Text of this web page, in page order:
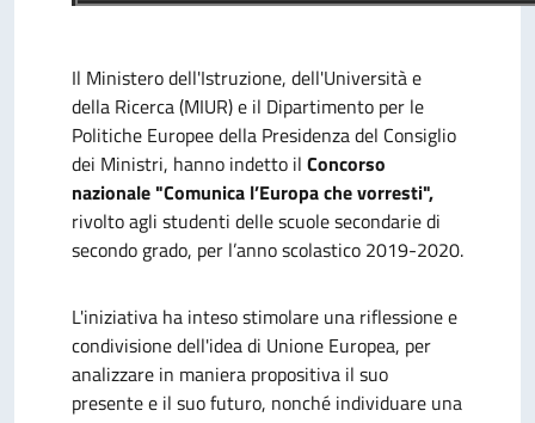
Il Ministero dell'Istruzione, dell'Università e
della Ricerca (MIUR) e il Dipartimento per le
Politiche Europee della Presidenza del Consiglio
dei Ministri, hanno indetto il Concorso
nazionale "Comunica l’Europa che vorresti",
rivolto agli studenti delle scuole secondarie di
secondo grado, per l’anno scolastico 2019-2020.
L'iniziativa ha inteso stimolare una riflessione e
condivisione dell'idea di Unione Europea, per
analizzare in maniera propositiva il suo
presente e il suo futuro, nonché individuare una